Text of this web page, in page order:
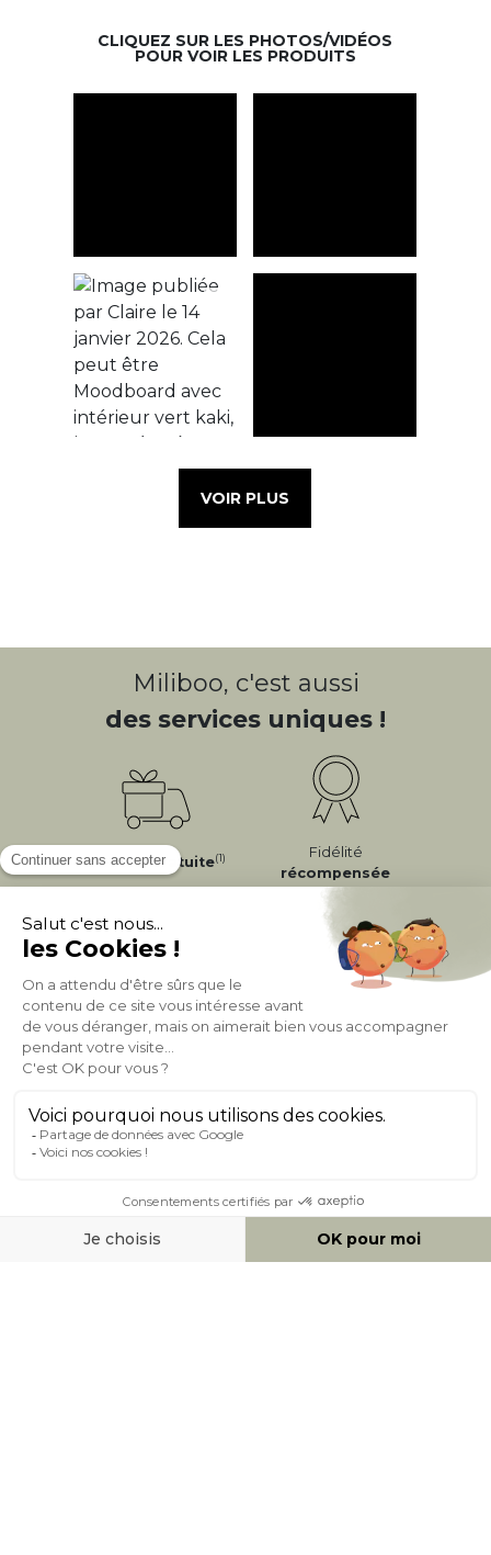
CLIQUEZ SUR LES PHOTOS/VIDÉOS
POUR VOIR LES PRODUITS
VOIR PLUS
Miliboo, c'est aussi
des services uniques !
LivraisonGratuite(1)
Fidélité
récompensée
Expéditionen
24/72h
Appelez-nous Au
050 92 00 74